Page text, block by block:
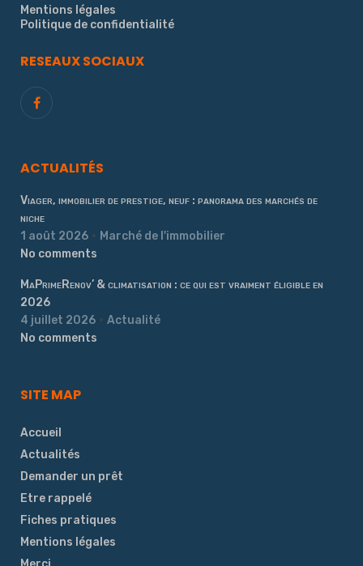
Mentions légales
Politique de confidentialité
RESEAUX SOCIAUX
ACTUALITÉS
Viager, immobilier de prestige, neuf : panorama des marchés de
niche
1 août 2026
Marché de l'immobilier
No comments
MaPrimeRenov’ & climatisation : ce qui est vraiment éligible en
2026
4 juillet 2026
Actualité
No comments
SITE MAP
Accueil
Actualités
Demander un prêt
Etre rappelé
Fiches pratiques
Mentions légales